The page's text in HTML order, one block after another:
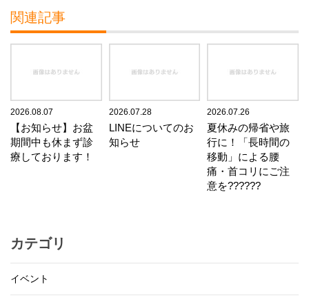
関連記事
2026.08.07
【お知らせ】お盆
期間中も休まず診
療しております！
2026.07.28
LINEについてのお
知らせ
2026.07.26
夏休みの帰省や旅
行に！「長時間の
移動」による腰
痛・首コリにご注
意を??????
カテゴリ
イベント